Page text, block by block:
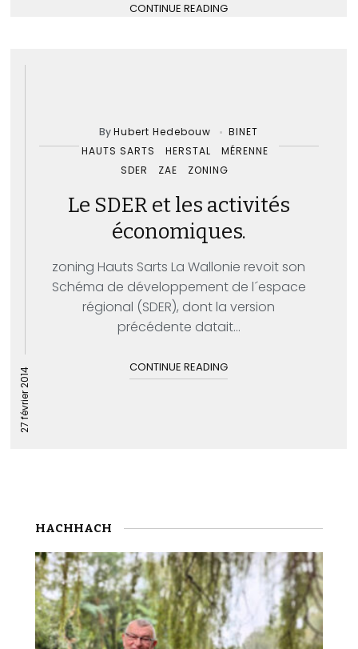
CONTINUE READING
27 février 2014
ByHubert Hedebouw
BINET
HAUTS SARTS
HERSTAL
MÉRENNE
SDER
ZAE ZONING
Le SDER et les activités
économiques.
zoning Hauts Sarts La Wallonie revoit son
Schéma de développement de l´espace
régional (SDER), dont la version
précédente datait...
CONTINUE READING
HACHHACH